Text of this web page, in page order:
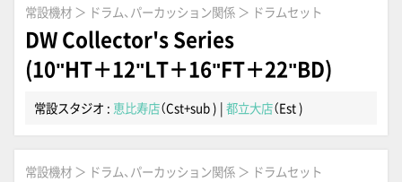
常設機材 ＞ ドラム、パーカッション関係 ＞ ドラムセット
DW Collector's Series
(10"HT＋12"LT＋16"FT＋22"BD)
常設スタジオ : 恵比寿店（Cst+sub ) |都立大店（Est )
常設機材 ＞ ドラム、パーカッション関係 ＞ ドラムセット